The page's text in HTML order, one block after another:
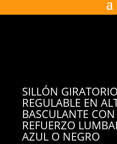
SILLÓN
REGULABLE EN
BASCULANTE
REFUERZO
AZUL O NEGRO